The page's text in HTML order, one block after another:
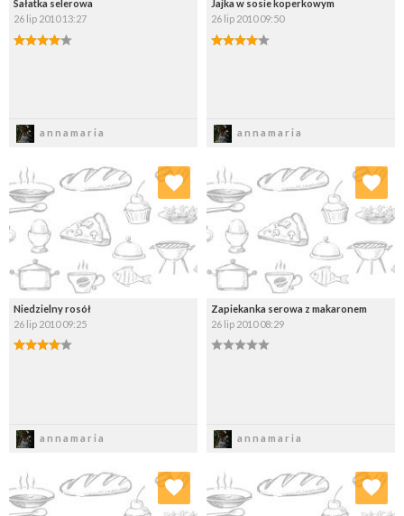
Sałatka selerowa
26 lip 2010 13:27
annamaria
Jajka w sosie koperkowym
26 lip 2010 09:50
annamaria
Niedzielny rosół
26 lip 2010 09:25
annamaria
Dodaj do ulubionych
Wybierz listę:
Zapiekanka serowa z makaronem
26 lip 2010 08:29
annamaria
Dodaj do ulubionych
Wybierz listę:
Dodaj do ulubionych
Wybierz listę:
Dodaj do ulubionych
Wybierz listę: